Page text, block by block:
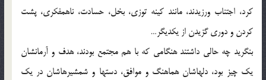
کرد، اجتناب ورزیدند، مانند کینه توزی، بخل، حسادت، ناهمفکری، پشت
کردن و دوری گزیدن از یکدیگر…
بنگرید چه حالی داشتند هنگامی که با هم مجتمع بودند، هدف و آرمانشان
یک چیز بود، دلهاشان هماهنگ و موافق، دستها و شمشیرهاشان در یک